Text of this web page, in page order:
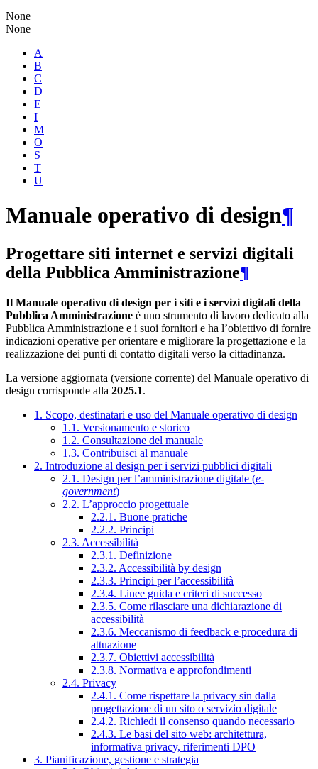
None
None
A
B
C
D
E
I
M
O
S
T
U
Manuale operativo di design¶
Progettare siti internet e servizi digitali
della Pubblica Amministrazione¶
Il Manuale operativo di design per i siti e i servizi digitali della
Pubblica Amministrazione è uno strumento di lavoro dedicato alla
Pubblica Amministrazione e i suoi fornitori e ha l’obiettivo di fornire
indicazioni operative per orientare e migliorare la progettazione e la
realizzazione dei punti di contatto digitali verso la cittadinanza.
La versione aggiornata (versione corrente) del Manuale operativo di
design corrisponde alla 2025.1.
1. Scopo, destinatari e uso del Manuale operativo di design
1.1. Versionamento e storico
1.2. Consultazione del manuale
1.3. Contribuisci al manuale
2. Introduzione al design per i servizi pubblici digitali
2.1. Design per l’amministrazione digitale (e-
government)
2.2. L’approccio progettuale
2.2.1. Buone pratiche
2.2.2. Principi
2.3. Accessibilità
2.3.1. Definizione
2.3.2. Accessibilità by design
2.3.3. Principi per l’accessibilità
2.3.4. Linee guida e criteri di successo
2.3.5. Come rilasciare una dichiarazione di
accessibilità
2.3.6. Meccanismo di feedback e procedura di
attuazione
2.3.7. Obiettivi accessibilità
2.3.8. Normativa e approfondimenti
2.4. Privacy
2.4.1. Come rispettare la privacy sin dalla
progettazione di un sito o servizio digitale
2.4.2. Richiedi il consenso quando necessario
2.4.3. Le basi del sito web: architettura,
informativa privacy, riferimenti DPO
3. Pianificazione, gestione e strategia